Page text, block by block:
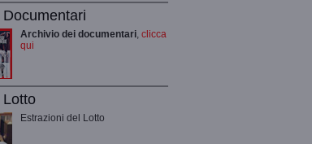
Archivio dei documentari clicca
qui
Lotto
Estrazioni del Lotto